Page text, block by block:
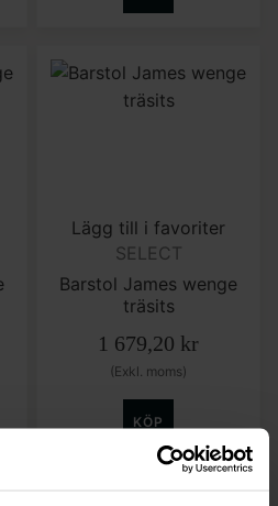
Lägg till i favoriter
SELECT
Barstol James wenge
träsits
1 679,20 kr
(Exkl. moms)
KÖP